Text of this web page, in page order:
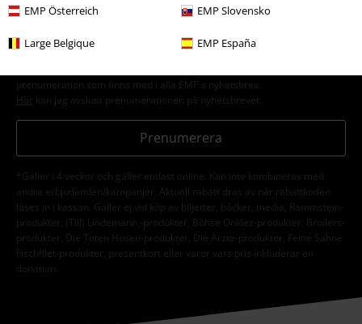
EMP Österreich EMP Slovensko
Large Belgique EMP España
Jag godkänner att E.M.P. Merchandising mbH har rätt att behandla mina
om deras produkter. Jag godkänner att mina personuppgifter kommer att
behandlas enligt deras
Datasekretesspolicy
. Jag kan återkalla mitt
prenumeration som finns med i alla EMP:s nyhetsbrev.
Här kan jag avsluta prenumerationen på nyhetsbrevet.
Prenumerera
*Gäller i 4 veckor och gäller endast online. Kan inte kombineras med
andra erbjudanden/kampanjer. Aktuell rabatt dras av när rabattkoden
löses in i kassan. Gäller ej vid köp av biljetter, böcker, media, Rammstein-
produkter, (Till) Lindemann,-produkter, Böhse Onklez-produkter, Broilers-
produkter, Die Toten Hosen-produkter, Die Ärzte-produkter, Feine Sahne
Fischfilet-produkter, presentkort eller varor vars pris inkluderar en
donation.